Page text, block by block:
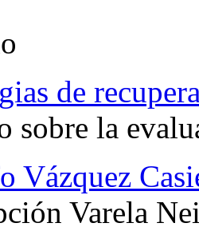
de
sobre la
Vázquez
Varela